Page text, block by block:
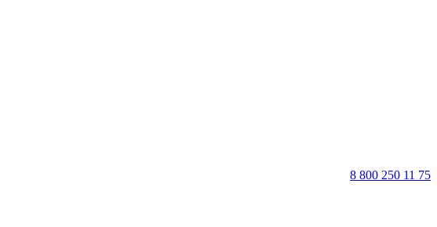
8 800 250 11 75